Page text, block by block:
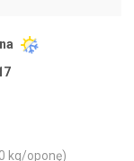
kg/oponę)